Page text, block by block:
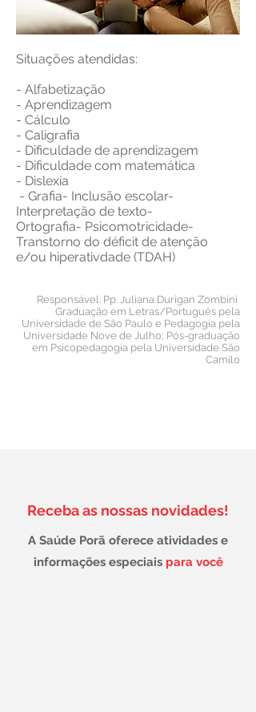
Situações atendidas:
- Alfabetização
- Aprendizagem
- Cálculo
- Caligrafia
- Dificuldade de aprendizagem
- Dificuldade com matemática
- Dislexia
- Grafia- Inclusão escolar-
Interpretação de texto-
Ortografia- Psicomotricidade-
Transtorno do déficit de atenção
e/ou hiperativdade (TDAH)
Responsável: Pp. Juliana Durigan Zombini
Graduação em Letras/Português pela
Universidade de São Paulo e Pedagogia pela
Universidade Nove de Julho; Pós-graduação
em Psicopedagogia pela Universidade São
Camilo
Receba as nossas novidades!
A Saúde Porã oferece atividades e
informações especiais para você